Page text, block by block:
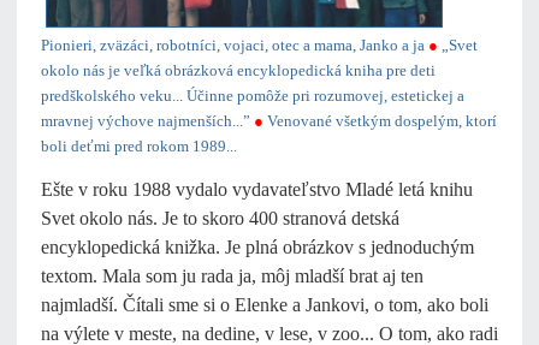
Pionieri, zväzáci, robotníci, vojaci, otec a mama, Janko a ja ●
„Svet
okolo nás je veľká obrázková encyklopedická kniha pre deti
predškolského veku... Účinne pomôže pri rozumovej, estetickej a
mravnej výchove najmenších...” ● Venované všetkým dospelým, ktorí
boli deťmi pred rokom 1989...
Ešte v roku 1988 vydalo vydavateľstvo Mladé letá knihu
Svet okolo nás. Je to skoro 400 stranová detská
encyklopedická knižka. Je plná obrázkov s jednoduchým
textom. Mala som ju rada ja, môj mladší brat aj ten
najmladší. Čítali sme si o Elenke a Jankovi, o tom, ako boli
na výlete v meste, na dedine, v lese, v zoo... O tom, ako radi